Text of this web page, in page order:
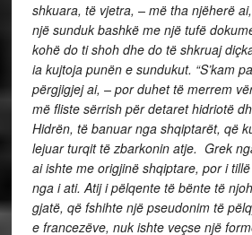
shkuara, të vjetra, – më tha njëherë
një sunduk bashkë me një tufë
kohë do ti shoh dhe do të shkruaj
ia kujtoja punën e sundukut. “S’kam
përgjigjej ai, – por duhet të merrem
më fliste sërrish për detaret hidriotë
Hidrën, të banuar nga shqiptarët, që
lejuar turqit të zbarkonin atje. Grek
ai ishte me origjinë shqiptare, por i
nga i ati. Atij i pëlqente të bënte të
gjatë, që fshihte një pseudonim të
e francezëve, nuk ishte veçse një